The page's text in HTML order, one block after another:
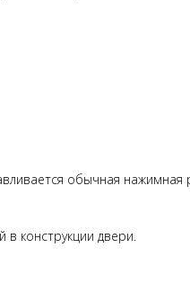
обычная
в конструкции двери.